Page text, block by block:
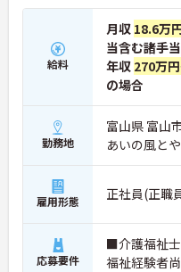
給料
月収 18.6万
当含む諸手
年収 270万
の場合
勤務地
富山県 富山
あいの風と
雇用形態 正社員(正職
応募要件
■介護福祉
福祉経験者